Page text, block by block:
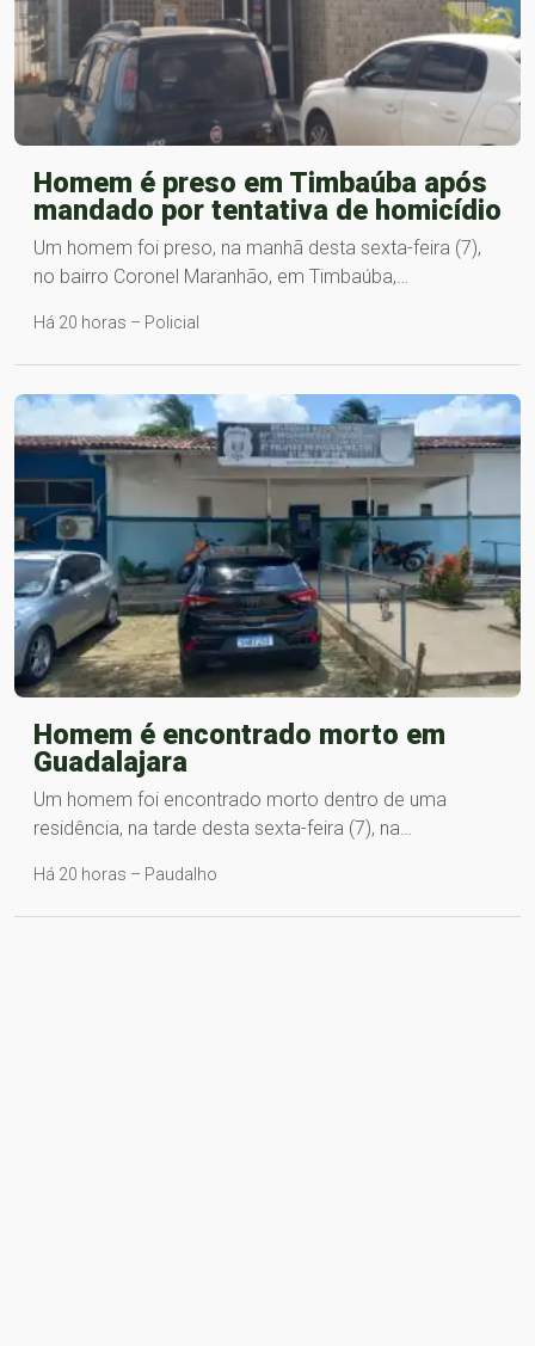
Homem é preso em Timbaúba após
mandado por tentativa de homicídio
Um homem foi preso, na manhã desta sexta-feira (7),
no bairro Coronel Maranhão, em Timbaúba,…
Há 20 horas – Policial
Homem é encontrado morto em
Guadalajara
Um homem foi encontrado morto dentro de uma
residência, na tarde desta sexta-feira (7), na…
Há 20 horas – Paudalho